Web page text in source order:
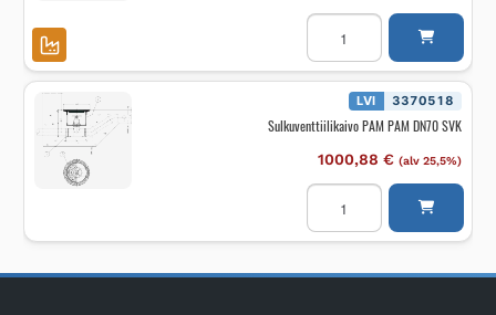
Lattiakaivo
myyntipakkaus
BLÜCHER
WATERLINE
ø75/50x900/PKT/AISI304
määrä LVI 3370518
Sulkuventtiilikaivo PAM PAM DN70 SVK
1000,88 € (alv 25,5%)
Sulkuventtiilikaivo
DN70